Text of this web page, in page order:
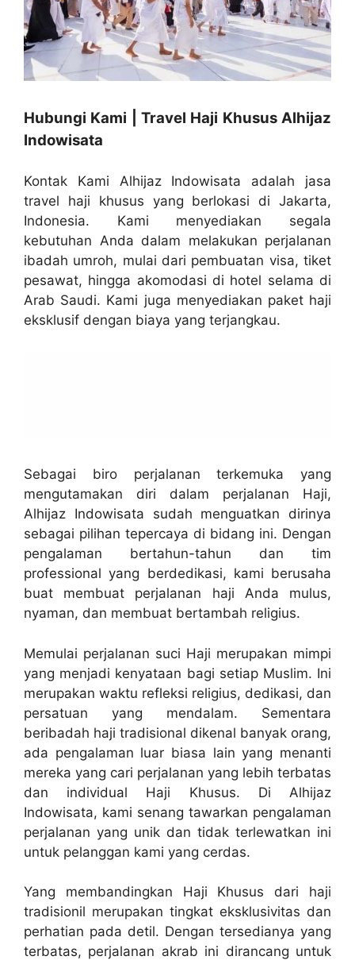
Hubungi Kami | Travel Haji Khusus Alhijaz
Indowisata
Kontak Kami Alhijaz Indowisata adalah jasa
travel haji khusus yang berlokasi di Jakarta,
Indonesia. Kami menyediakan segala
kebutuhan Anda dalam melakukan perjalanan
ibadah umroh, mulai dari pembuatan visa, tiket
pesawat, hingga akomodasi di hotel selama di
Arab Saudi. Kami juga menyediakan paket haji
eksklusif dengan biaya yang terjangkau.
Sebagai biro perjalanan terkemuka yang
mengutamakan diri dalam perjalanan Haji,
Alhijaz Indowisata sudah menguatkan dirinya
sebagai pilihan tepercaya di bidang ini. Dengan
pengalaman bertahun-tahun dan tim
professional yang berdedikasi, kami berusaha
buat membuat perjalanan haji Anda mulus,
nyaman, dan membuat bertambah religius.
Memulai perjalanan suci Haji merupakan mimpi
yang menjadi kenyataan bagi setiap Muslim. Ini
merupakan waktu refleksi religius, dedikasi, dan
persatuan yang mendalam. Sementara
beribadah haji tradisional dikenal banyak orang,
ada pengalaman luar biasa lain yang menanti
mereka yang cari perjalanan yang lebih terbatas
dan individual Haji Khusus. Di Alhijaz
Indowisata, kami senang tawarkan pengalaman
perjalanan yang unik dan tidak terlewatkan ini
untuk pelanggan kami yang cerdas.
Yang membandingkan Haji Khusus dari haji
tradisionil merupakan tingkat eksklusivitas dan
perhatian pada detil. Dengan tersedianya yang
terbatas, perjalanan akrab ini dirancang untuk